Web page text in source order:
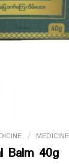
/ MEDICINE
Balm 40g